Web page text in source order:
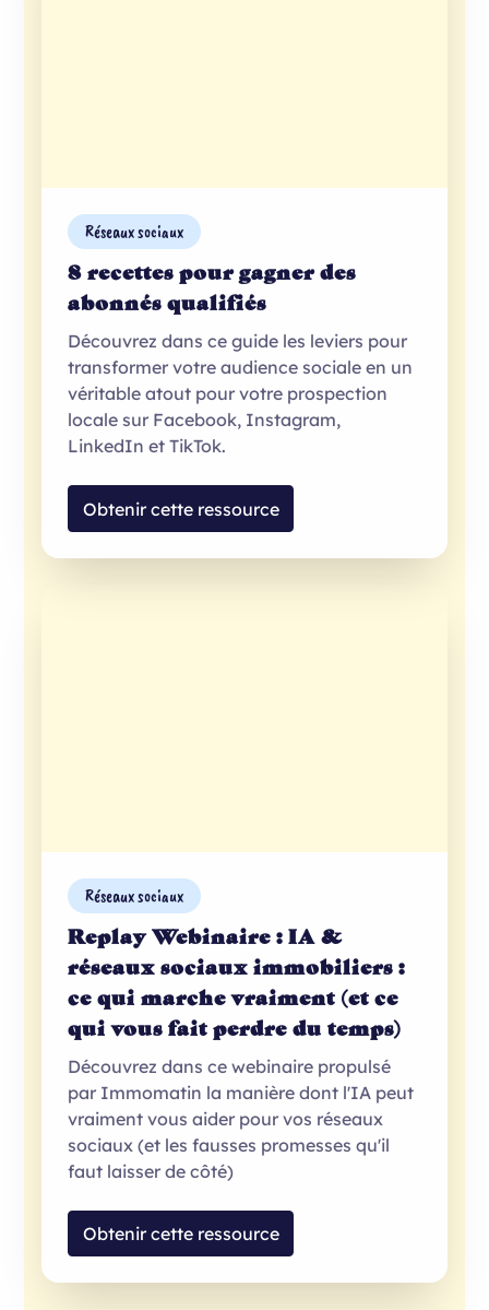
Réseaux sociaux
8 recettes pour gagner des
abonnés qualifiés
Découvrez dans ce guide les leviers pour
transformer votre audience sociale en un
véritable atout pour votre prospection
locale sur Facebook, Instagram,
LinkedIn et TikTok.
Obtenir cette ressource
Réseaux sociaux
Replay Webinaire : IA &
réseaux sociaux immobiliers :
ce qui marche vraiment (et ce
qui vous fait perdre du temps)
Découvrez dans ce webinaire propulsé
par Immomatin la manière dont l'IA peut
vraiment vous aider pour vos réseaux
sociaux (et les fausses promesses qu'il
faut laisser de côté)
Obtenir cette ressource